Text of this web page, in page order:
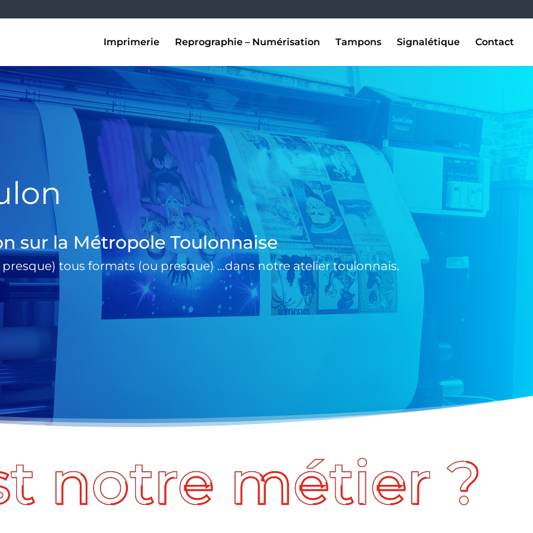
Imprimerie Reprographie – Numérisation Tampons Signalétique Contact
sur la Métropole Toulonnaise
tous formats (ou presque) …dans notre atelier toulonnais.